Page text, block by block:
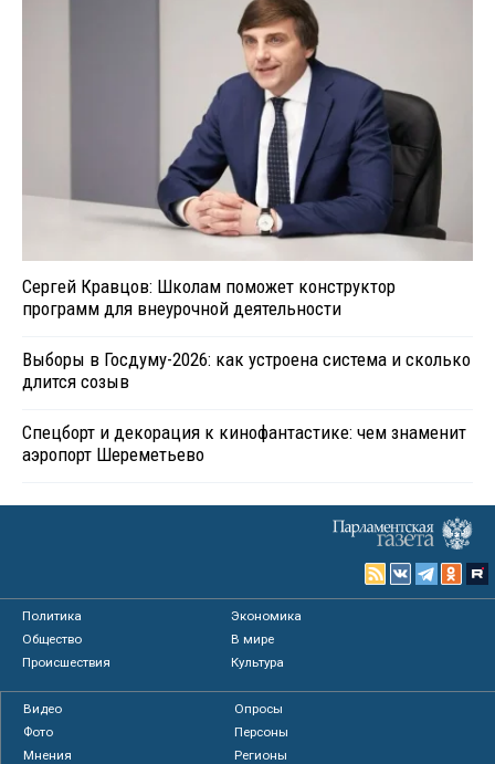
Сергей Кравцов: Школам поможет конструктор
программ для внеурочной деятельности
Выборы в Госдуму-2026: как устроена система и сколько
длится созыв
Спецборт и декорация к кинофантастике: чем знаменит
аэропорт Шереметьево
Политика
Экономика
Общество
В мире
Происшествия
Культура
Видео
Опросы
Фото
Персоны
Мнения
Регионы